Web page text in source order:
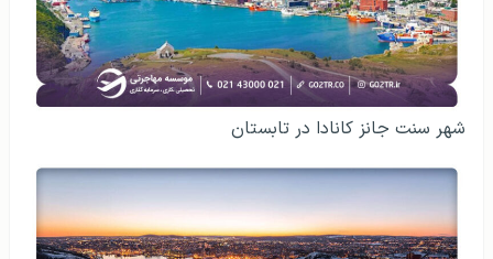
شهر سنت جانز کانادا در تابستان